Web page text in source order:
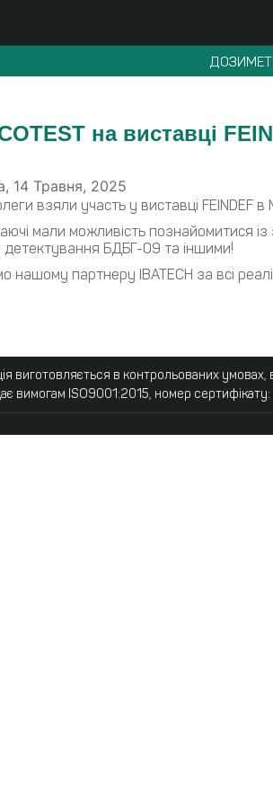
на виставці
14 Травня, 2025
взяли участь у виставці FEINDEF
мали можливість познайомитися
детектування БДБГ-09 та іншими!
нашому партнеру IBATECH за всі
виготовляється в контрольованих
вимогам ISO9001:2015, номер